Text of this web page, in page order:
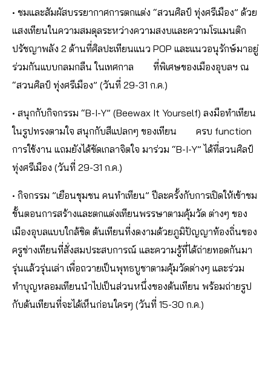
• ชมและสัมผัสบรรยากาศการตกแต่ง “สวนศิลป์ ทุ่งศรีเมือง” ด้วย
แสงเทียนในความสมดุลระหว่างความสงบและความโรแมนติก
ปรัชญาพลัง 2 ด้านที่ศิลปะเทียนแนว POP และแนวอนุรักษ์มาอยู่
ร่วมกันแบบกลมกลืน ในเทศกาล ที่พิเศษของเมืองอุบลฯ ณ
“สวนศิลป์ ทุ่งศรีเมือง” (วันที่ 29-31 ก.ค.)
• สนุกกับกิจกรรม “B-I-Y” (Beewax It Yourself) ลงมือทำเทียน
ในรูปทรงตามใจ สนุกกับสีแปลกๆ ของเทียน ครบ function
การใช้งาน แถมยังได้ขัดเกลาจิตใจ มาร่วม “B-I-Y” ได้ที่สวนศิลป์
ทุ่งศรีเมือง (วันที่ 29-31 ก.ค.)
• กิจกรรม ”เยือนชุมชน คนทำเทียน” ปีละครั้งกับการเปิดให้เข้าชม
ขั้นตอนการสร้างและตกแต่งเทียนพรรษาตามคุ้มวัด ต่างๆ ของ
เมืองอุบลแบบใกล้ชิด ต้นเทียนที่งดงามด้วยภูมิปัญญาท้องถิ่นของ
ครูช่างเทียนที่สั่งสมประสบการณ์ และความรู้ที่ได้ถ่ายทอดกันมา
รุ่นแล้วรุ่นเล่า เพื่อถวายเป็นพุทธบูชาตามคุ้มวัดต่างๆ และร่วม
ทำบุญหลอมเทียนนำไปเป็นส่วนหนึ่งของต้นเทียน พร้อมถ่ายรูป
กับต้นเทียนที่จะได้เห็นก่อนใครๆ (วันที่ 15-30 ก.ค.)